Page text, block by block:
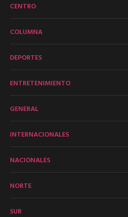
CENTRO
COLUMNA
DEPORTES
ENTRETENIMIENTO
GENERAL
INTERNACIONALES
NACIONALES
NORTE
SUR